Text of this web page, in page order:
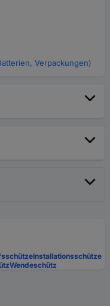
Verpackungen)
Installationsschütze
Wendeschütz